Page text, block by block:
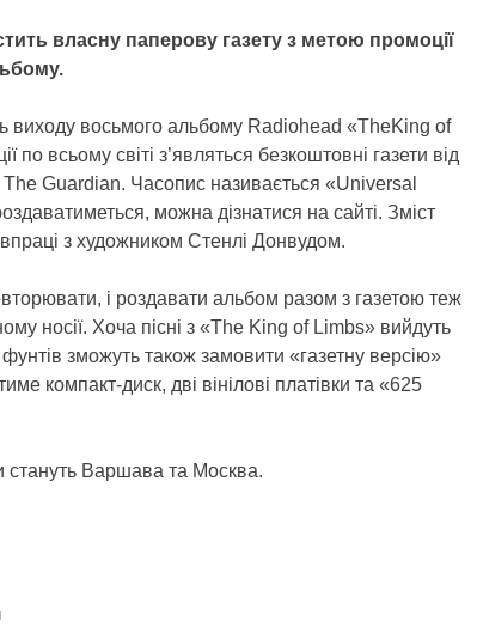
власну паперову газету з метою промоції
виходу восьмого альбому Radiohead «TheKing of
по всьому світі з’являться безкоштовні газети від
The Guardian. Часопис називається «Universal
можна дізнатися на сайті. Зміст
з художником Стенлі Донвудом.
і роздавати альбом разом з газетою теж
носії. Хоча пісні з «The King of Limbs» вийдуть
зможуть також замовити «газетну версію»
компакт-диск, дві вінілові платівки та «625
стануть Варшава та Москва.